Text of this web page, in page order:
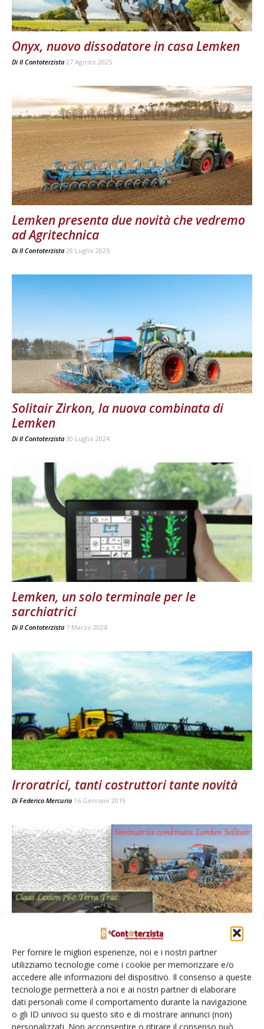
Per fornire le migliori esperienze, noi e i nostri partner
utilizziamo tecnologie come i cookie per memorizzare e/o
accedere alle informazioni del dispositivo. Il consenso a queste
tecnologie permetterà a noi e ai nostri partner di elaborare
dati personali come il comportamento durante la navigazione
o gli ID univoci su questo sito e di mostrare annunci (non)
Onyx, nuovo dissodatore in casa Lemken
Di Il Contoterzista 27 Agosto 2025
Lemken presenta due novità che vedremo
ad Agritechnica
Di Il Contoterzista 28 Luglio 2025
Solitair Zirkon, la nuova combinata di
Lemken
Di Il Contoterzista 30 Luglio 2024
Lemken, un solo terminale per le
sarchiatrici
Di Il Contoterzista 7 Marzo 2024
Irroratrici, tanti costruttori tante novità
Di Federico Mercurio 16 Gennaio 2019
“Provato da voi” del mese – gennaio 2017
Di Il Contoterzista - 23 Gennaio 2017